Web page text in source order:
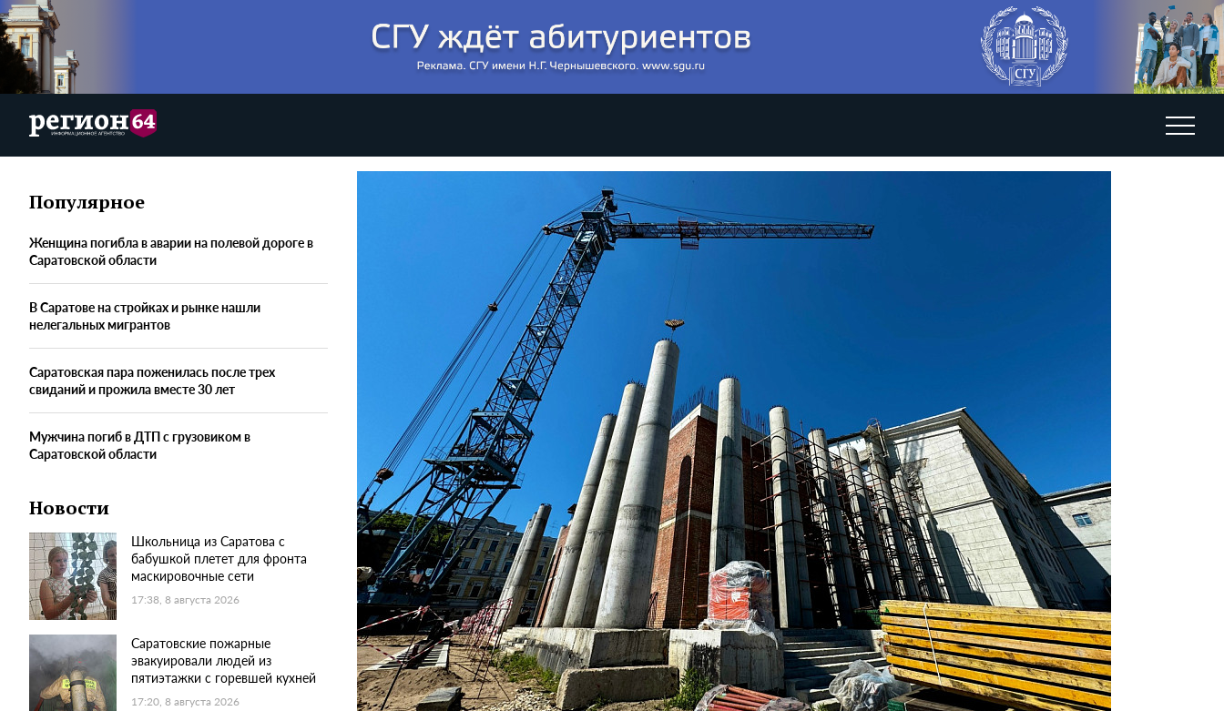
Популярное
Женщина погибла в аварии на полевой дороге в
Саратовской области
В Саратове на стройках и рынке нашли
нелегальных мигрантов
Саратовская пара поженилась после трех
свиданий и прожила вместе 30 лет
Мужчина погиб в ДТП с грузовиком в
Саратовской области
Новости
Школьница из Саратова с
бабушкой плетет для фронта
маскировочные сети
17:38, 8 августа 2026
Саратовские пожарные
эвакуировали людей из
пятиэтажки с горевшей кухней
17:20, 8 августа 2026